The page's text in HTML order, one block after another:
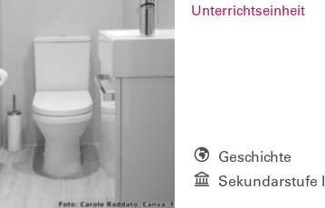
Unterrichtseinheit
Geschichte
Sekundarstufe I